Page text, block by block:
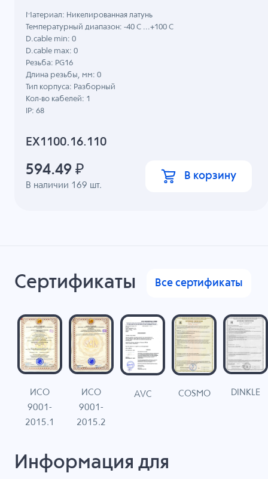
EX1100.16.110
В наличии 169 шт.
Материал: Никелированная латунь
Температурный диапазон: -40 C ...+100 C
D.cable min: 0
D.cable max: 0
Резьба: PG16
Длина резьбы, мм: 0
Тип корпуса: Разборный
Кол-во кабелей: 1
IP: 68
594.49 ₽ В корзину
Сертификаты Все сертификаты
ИСО
9001-
2015.1
ИСО
9001-
2015.2
AVC COSMO DINKLE
Информация для